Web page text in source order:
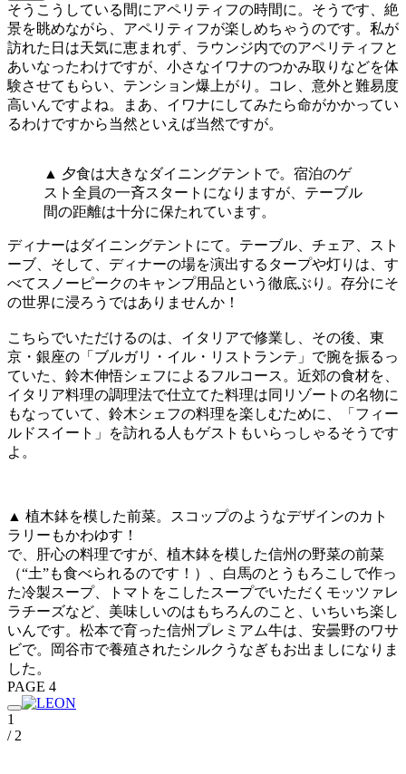
そうこうしている間にアペリティフの時間に。そうです、絶
景を眺めながら、アペリティフが楽しめちゃうのです。私が
訪れた日は天気に恵まれず、ラウンジ内でのアペリティフと
あいなったわけですが、小さなイワナのつかみ取りなどを体
験させてもらい、テンション爆上がり。コレ、意外と難易度
高いんですよね。まあ、イワナにしてみたら命がかかってい
るわけですから当然といえば当然ですが。
▲ 夕食は大きなダイニングテントで。宿泊のゲ
スト全員の一斉スタートになりますが、テーブル
間の距離は十分に保たれています。
ディナーはダイニングテントにて。テーブル、チェア、スト
ーブ、そして、ディナーの場を演出するタープや灯りは、す
べてスノーピークのキャンプ用品という徹底ぶり。存分にそ
の世界に浸ろうではありませんか！
こちらでいただけるのは、イタリアで修業し、その後、東
京・銀座の「ブルガリ・イル・リストランテ」で腕を振るっ
ていた、鈴木伸悟シェフによるフルコース。近郊の食材を、
イタリア料理の調理法で仕立てた料理は同リゾートの名物に
もなっていて、鈴木シェフの料理を楽しむために、「フィー
ルドスイート」を訪れる人もゲストもいらっしゃるそうです
よ。
▲ 植木鉢を模した前菜。スコップのようなデザインのカト
ラリーもかわゆす！
で、肝心の料理ですが、植木鉢を模した信州の野菜の前菜
（“土”も食べられるのです！）、白馬のとうもろこしで作っ
た冷製スープ、トマトをこしたスープでいただくモッツァレ
ラチーズなど、美味しいのはもちろんのこと、いちいち楽し
いんです。松本で育った信州プレミアム牛は、安曇野のワサ
ビで。岡谷市で養殖されたシルクうなぎもお出ましになりま
した。
PAGE 4
1
/ 2